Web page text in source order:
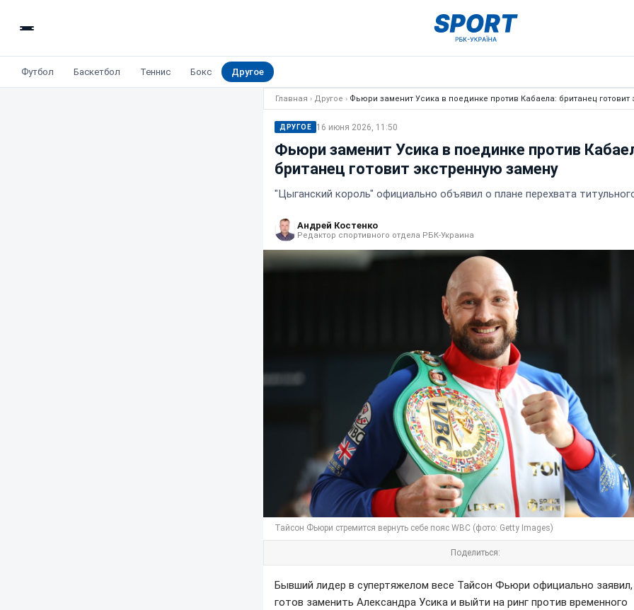
Футбол Баскетбол Теннис Бокс Другое
Главная › Другое › Фьюри заменит Усика в поединке против Кабаела: британец готовит
ДРУГОЕ 16 июня 2026, 11:50
Фьюри заменит Усика в поединке против
британец готовит экстренную замену
"Цыганский король" официально объявил о плане перехвата
Андрей Костенко
Редактор спортивного отдела РБК-Украина
Тайсон Фьюри стремится вернуть себе пояс WBC (фото: Getty Images)
Поделиться:
Бывший лидер в супертяжелом весе Тайсон Фьюри официально
готов заменить Александра Усика и выйти на ринг против временного